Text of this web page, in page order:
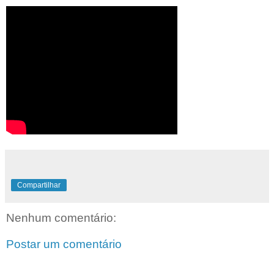
Compartilhar
Nenhum comentário:
Postar um comentário